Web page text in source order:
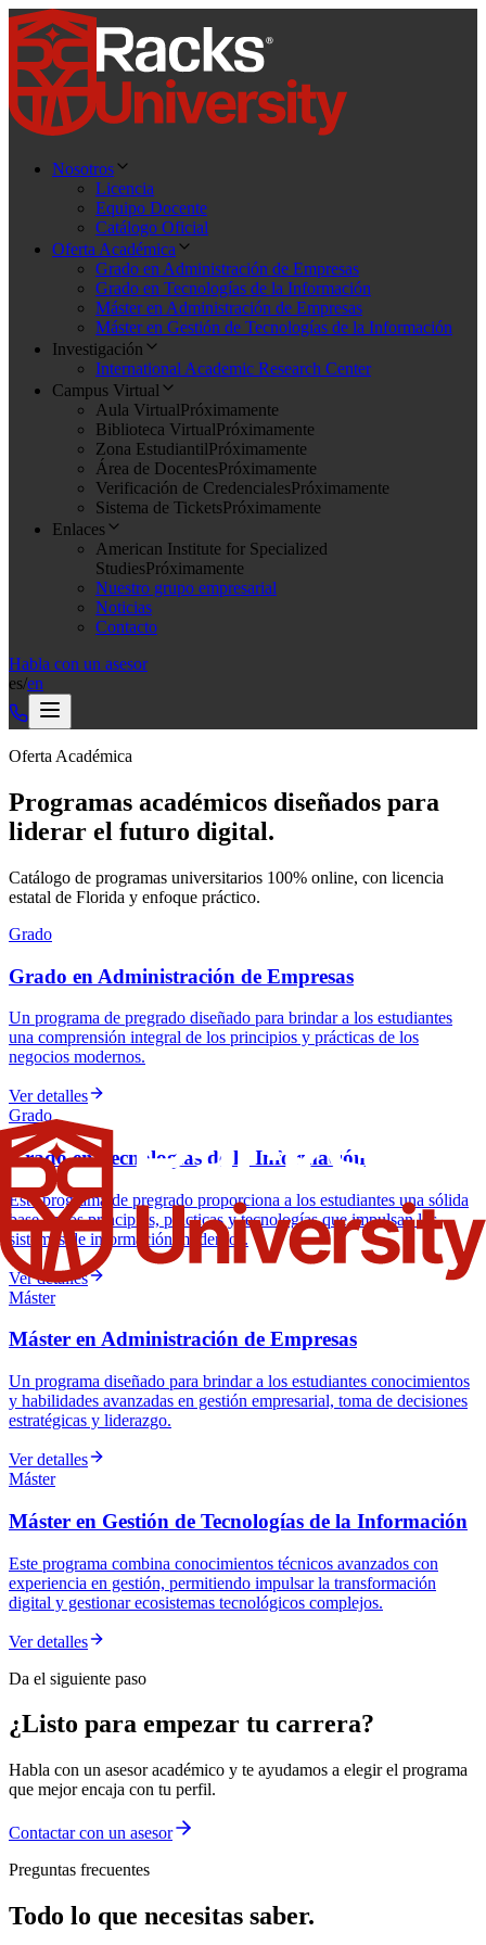
Nosotros
Licencia
Equipo Docente
Catálogo Oficial
Oferta Académica
Grado en Administración de Empresas
Grado en Tecnologías de la Información
Máster en Administración de Empresas
Máster en Gestión de Tecnologías de la Información
Investigación
International Academic Research Center
Campus Virtual
Aula VirtualPróximamente
Biblioteca VirtualPróximamente
Zona EstudiantilPróximamente
Área de DocentesPróximamente
Verificación de CredencialesPróximamente
Sistema de TicketsPróximamente
Enlaces
American Institute for Specialized
StudiesPróximamente
Nuestro grupo empresarial
Noticias
Contacto
Habla con un asesor
es/en
Oferta Académica
Programas académicos diseñados para
liderar el futuro digital.
Catálogo de programas universitarios 100% online, con licencia
estatal de Florida y enfoque práctico.
Grado
Grado en Administración de Empresas
Un programa de pregrado diseñado para brindar a los estudiantes
una comprensión integral de los principios y prácticas de los
negocios modernos.
Ver detalles
Grado
Grado en Tecnologías de la Información
Este programa de pregrado proporciona a los estudiantes una sólida
base en los principios, prácticas y tecnologías que impulsan los
sistemas de información modernos.
Ver detalles
Máster
Máster en Administración de Empresas
Un programa diseñado para brindar a los estudiantes conocimientos
y habilidades avanzadas en gestión empresarial, toma de decisiones
estratégicas y liderazgo.
Ver detalles
Máster
Máster en Gestión de Tecnologías de la Información
Este programa combina conocimientos técnicos avanzados con
experiencia en gestión, permitiendo impulsar la transformación
digital y gestionar ecosistemas tecnológicos complejos.
Ver detalles
Da el siguiente paso
¿Listo para empezar tu carrera?
Habla con un asesor académico y te ayudamos a elegir el programa
que mejor encaja con tu perfil.
Contactar con un asesor
Preguntas frecuentes
Todo lo que necesitas saber.